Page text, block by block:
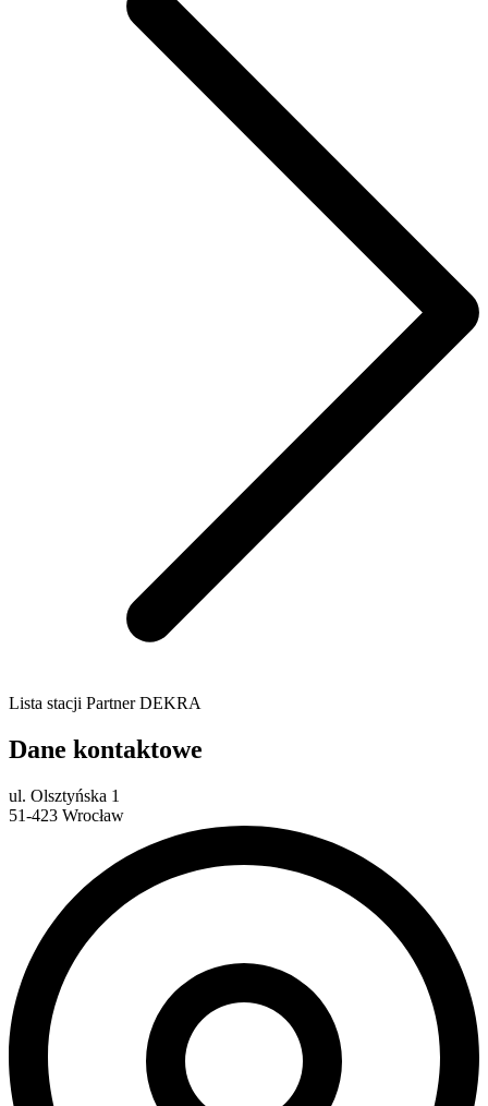
Lista stacji Partner DEKRA
Dane kontaktowe
ul. Olsztyńska 1
51-423 Wrocław